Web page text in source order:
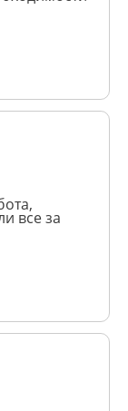
все за